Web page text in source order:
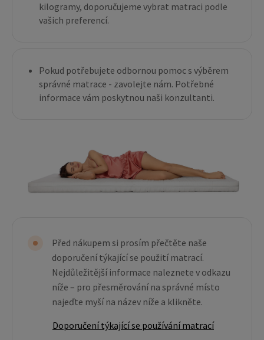
kilogramy, doporučujeme vybrat matraci podle
vašich preferencí.
Pokud potřebujete odbornou pomoc s výběrem
správné matrace - zavolejte nám. Potřebné
informace vám poskytnou naši konzultanti.
Před nákupem si prosím přečtěte naše
doporučení týkající se použití matrací.
Nejdůležitější informace naleznete v odkazu
níže – pro přesměrování na správné místo
najeďte myší na název níže a klikněte.
Doporučení týkající se používání matrací